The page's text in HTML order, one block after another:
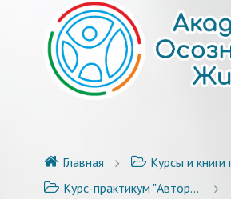
Главная
Курсы и книги по
Курс-практикум "Авторский стиль публикаций" - 25 уроков с примерами и заданиями